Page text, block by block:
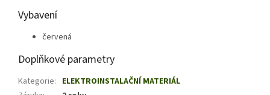
Vybavení
červená
Doplňkové parametry
Kategorie: ELEKTROINSTALAČNÍ MATERIÁL